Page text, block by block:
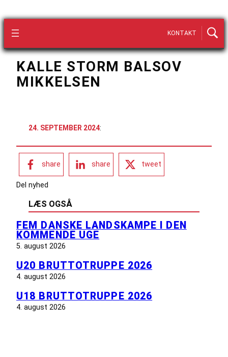
KONTAKT
KALLE STORM BALSOV
MIKKELSEN
24. SEPTEMBER 2024:
share share tweet
Del nyhed
LÆS OGSÅ
FEM DANSKE LANDSKAMPE I DEN
KOMMENDE UGE
5. august 2026
U20 BRUTTOTRUPPE 2026
4. august 2026
U18 BRUTTOTRUPPE 2026
4. august 2026